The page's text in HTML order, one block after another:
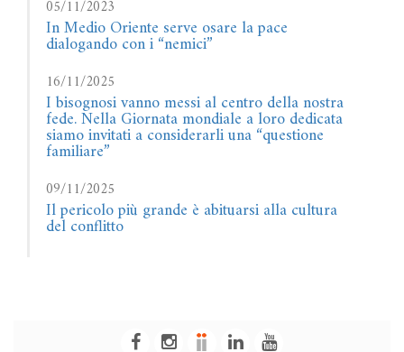
05/11/2023
In Medio Oriente serve osare la pace
dialogando con i “nemici”
16/11/2025
I bisognosi vanno messi al centro della nostra
fede. Nella Giornata mondiale a loro dedicata
siamo invitati a considerarli una “questione
familiare”
09/11/2025
Il pericolo più grande è abituarsi alla cultura
del conflitto